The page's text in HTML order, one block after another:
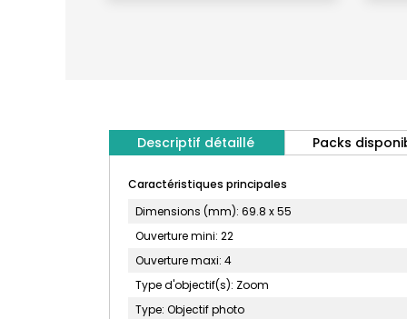
Descriptif détaillé Packs
Caractéristiques principales
Dimensions (mm): 69.8 x 55
Ouverture mini: 22
Ouverture maxi: 4
Type d'objectif(s): Zoom
Type: Objectif photo